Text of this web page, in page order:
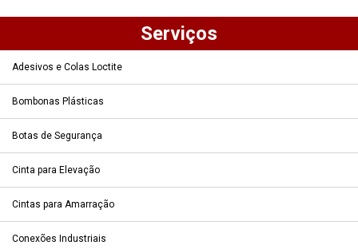
Serviços
Adesivos e Colas Loctite
Bombonas Plásticas
Botas de Segurança
Cinta para Elevação
Cintas para Amarração
Conexões Industriais